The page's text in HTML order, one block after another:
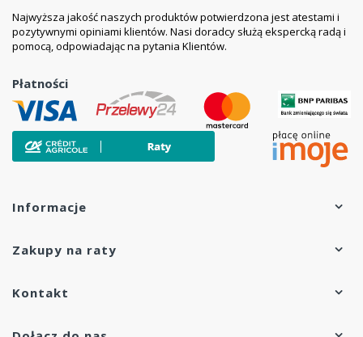
Najwyższa jakość naszych produktów potwierdzona jest atestami i
pozytywnymi opiniami klientów. Nasi doradcy służą ekspercką radą i
pomocą, odpowiadając na pytania Klientów.
Płatności
Informacje
Zakupy na raty
Kontakt